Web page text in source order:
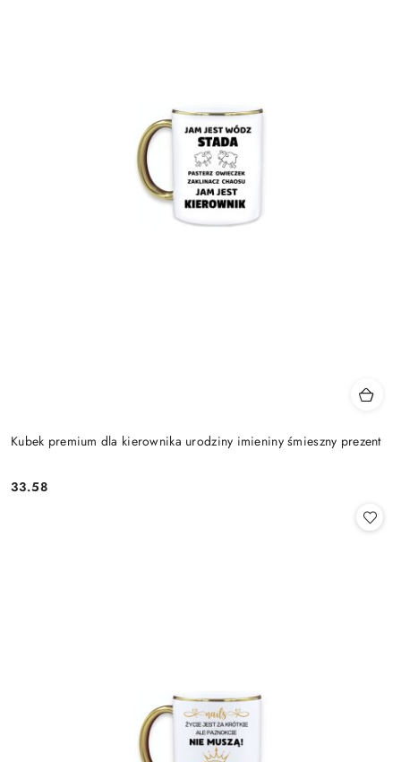
Kubek premium dla kierownika urodziny imieniny śmieszny prezent
Cena:
33.58